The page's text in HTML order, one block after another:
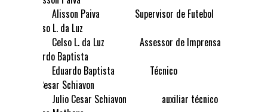
Alisson Paiva
Supervisor de Futebol
Celso L. da Luz
Assessor de Imprensa
Eduardo Baptista
Técnico
Julio Cesar Schiavon
auxiliar técnico